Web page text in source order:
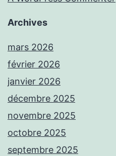
Archives
mars 2026
février 2026
janvier 2026
décembre 2025
novembre 2025
octobre 2025
septembre 2025